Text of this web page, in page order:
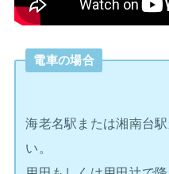
電車の場合
海老名駅または湘南台
い。